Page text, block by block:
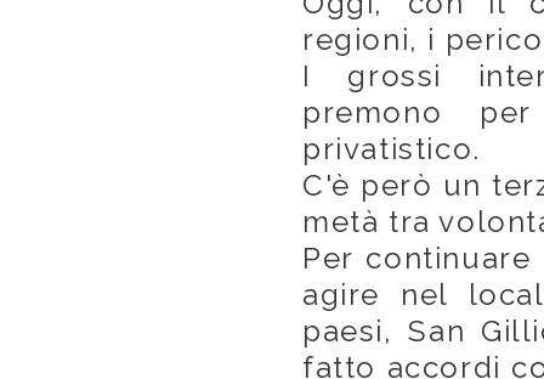
regioni, i
I grossi
premono
privatistico.
C'è però un
metà tra
Per
agire nel
paesi, San
fatto accordi